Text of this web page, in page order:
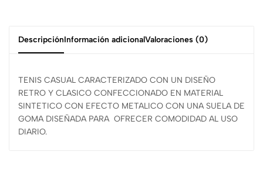
DescripciónInformación adicionalValoraciones (0)
TENIS CASUAL CARACTERIZADO CON UN DISEÑO
RETRO Y CLASICO CONFECCIONADO EN MATERIAL
SINTETICO CON EFECTO METALICO CON UNA SUELA DE
GOMA DISEÑADA PARA OFRECER COMODIDAD AL USO
DIARIO.